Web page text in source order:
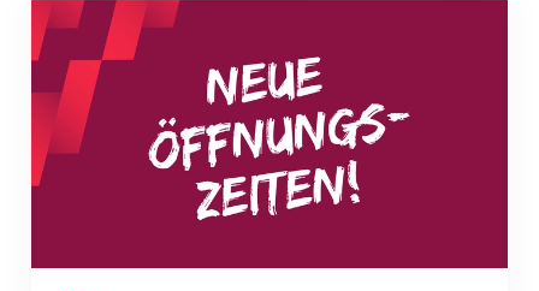
Neue Empfangszeiten ab 1. August 2026